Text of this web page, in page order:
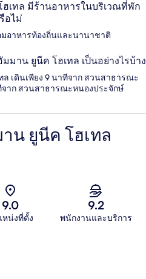
เทล มีร้านอาหารในบริเวณที่พัก
อไม่
มอาหารท้องถิ่นและนานาชาติ
มาน ยูนีค โฮเทล เป็นอย่างไรบ้าง
เดินเพียง 9 นาทีจาก สวนสาธารณะ
าก สวนสาธารณะหนองประจักษ์
น ยูนีค โฮเทล
9.0
หน่งที่ตั้ง
9.2
พนักงานและบริการ